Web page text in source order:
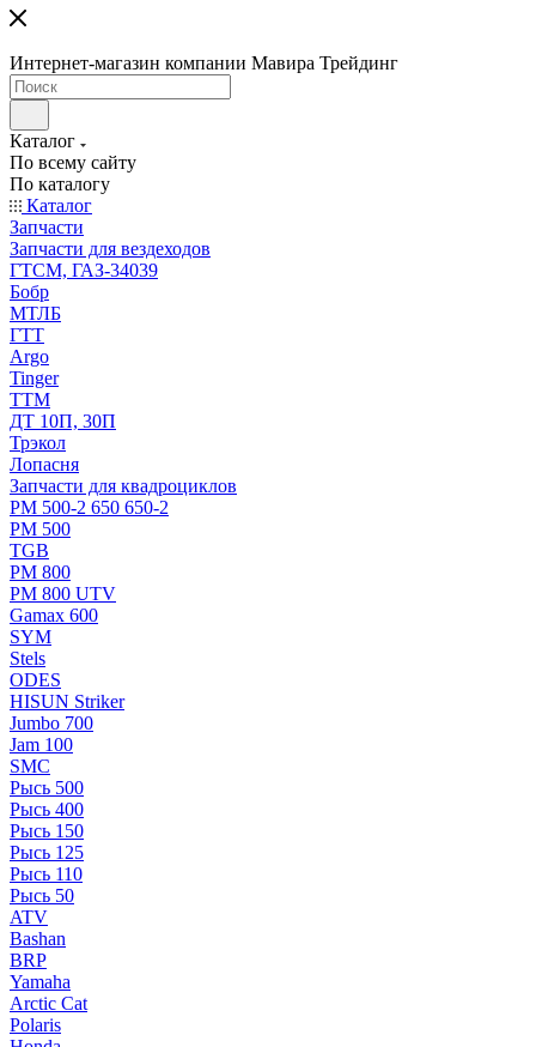
Интернет-магазин компании Мавира Трейдинг
Каталог
По всему сайту
По каталогу
Каталог
Запчасти
Запчасти для вездеходов
ГТСМ, ГАЗ-34039
Бобр
МТЛБ
ГТТ
Argo
Tinger
ТТМ
ДТ 10П, 30П
Трэкол
Лопасня
Запчасти для квадроциклов
РМ 500-2 650 650-2
РМ 500
TGB
РМ 800
РМ 800 UTV
Gamax 600
SYM
Stels
ОDЕS
HISUN Striker
Jumbo 700
Jam 100
SMC
Рысь 500
Рысь 400
Рысь 150
Рысь 125
Рысь 110
Рысь 50
ATV
Bashan
BRP
Yamaha
Arctic Cat
Polaris